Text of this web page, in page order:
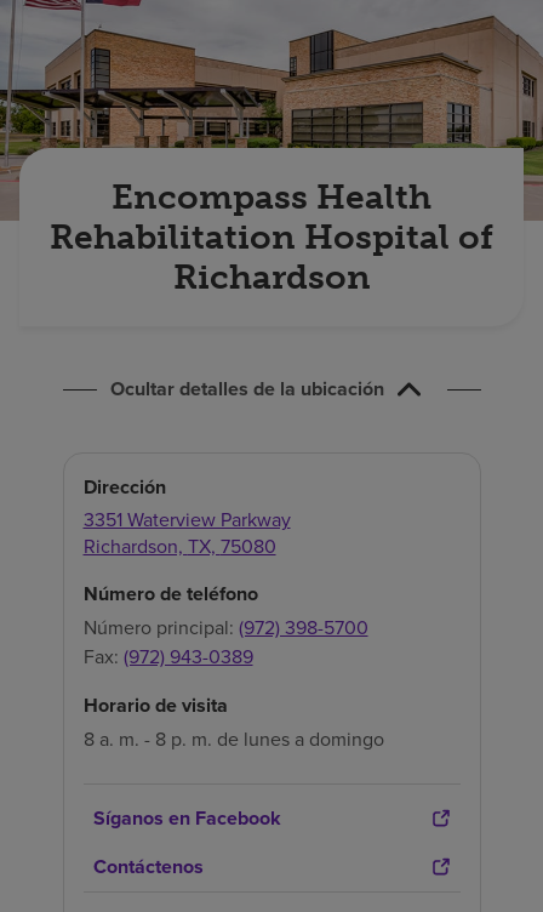
Buscar un centro
Inversores
Empleos
Pagar mi facturaEncompass Health
Rehabilitation Hospital of
Richardson
Ocultar detalles de la ubicación
Dirección
3351 Waterview Parkway
Richardson, TX, 75080
Número de teléfono
Número principal: (972) 398-5700
Fax: (972) 943-0389
Horario de visita
8 a. m. - 8 p. m. de lunes a domingo
Síganos en Facebook
Contáctenos